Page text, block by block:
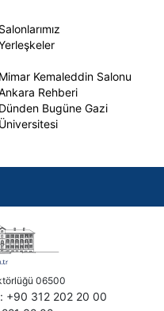
Salonlarımız
Mimar Kemaleddin Salonu
Rehberi
Dünden Bugüne Gazi
Üniversitesi
06500
+90 312 202 20 00